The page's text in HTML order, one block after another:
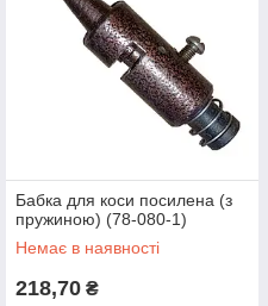
Бабка для коси посилена (з
пружиною) (78-080-1)
Немає в наявності
218,70 ₴